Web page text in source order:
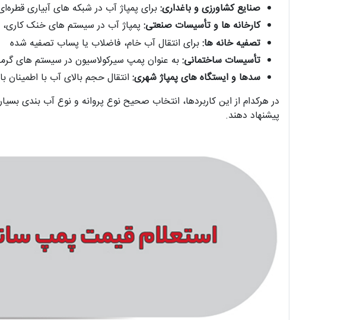
صنایع کشاورزی و باغداری:برای پمپاژ آب در شبکه‌ های آبیاری
کارخانه‌ ها و تأسیسات صنعتی: پمپاژ آب در سیستم‌ های خنک‌ کاری،
تصفیه‌ خانه‌ ها:برای انتقال آب خام، فاضلاب یا پساب تصفیه‌ شده
تأسیسات ساختمانی:به‌ عنوان پمپ سیرکولاسیون در سیستم‌ های
سدها و ایستگاه‌ های پمپاژ شهری: انتقال حجم بالای آب با اطمینان
در هرکدام از این کاربردها، انتخاب صحیح نوع پروانه و نوع آب‌ بندی
پیشنهاد دهند.